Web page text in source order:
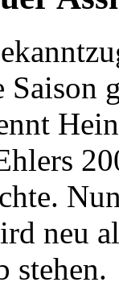
Saison
neu
stehen.